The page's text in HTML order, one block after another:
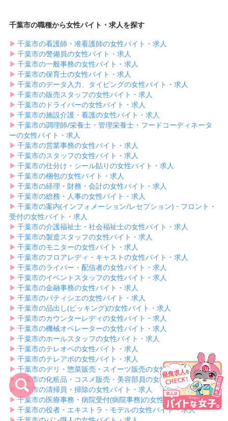
千葉市の職種から女性バイト・求人を探す
▶︎ 千葉市の看護師・准看護師の女性バイト・求人
▶︎ 千葉市の警備員の女性バイト・求人
▶︎ 千葉市の一般事務の女性バイト・求人
▶︎ 千葉市の保育士の女性バイト・求人
▶︎ 千葉市のデータ入力、タイピングの女性バイト・求人
▶︎ 千葉市の販売スタッフの女性バイト・求人
▶︎ 千葉市のドライバーの女性バイト・求人
▶︎ 千葉市の施設介護・看護の女性バイト・求人
▶︎ 千葉市の調理師/栄養士・管理栄養士・フードコーディネータ
ーの女性バイト・求人
▶︎ 千葉市の営業事務の女性バイト・求人
▶︎ 千葉市のスタッフの女性バイト・求人
▶︎ 千葉市の仕分け・シール貼りの女性バイト・求人
▶︎ 千葉市の梱包の女性バイト・求人
▶︎ 千葉市の経理・財務・会計の女性バイト・求人
▶︎ 千葉市の総務・人事の女性バイト・求人
▶︎ 千葉市の案内(インフォメーション/レセプション)・フロント・
受付の女性バイト・求人
▶︎ 千葉市の介護福祉士・社会福祉士の女性バイト・求人
▶︎ 千葉市の製造スタッフの女性バイト・求人
▶︎ 千葉市のモニターの女性バイト・求人
▶︎ 千葉市のフロアレディ・キャストの女性バイト・求人
▶︎ 千葉市のライバー・配信者の女性バイト・求人
▶︎ 千葉市のイベントスタッフの女性バイト・求人
▶︎ 千葉市の金融事務の女性バイト・求人
▶︎ 千葉市のパティシエの女性バイト・求人
▶︎ 千葉市の品出し(ピッキング)の女性バイト・求人
▶︎ 千葉市のカウンターレディの女性バイト・求人
▶︎ 千葉市の機械オペレーターの女性バイト・求人
▶︎ 千葉市のホールスタッフの女性バイト・求人
▶︎ 千葉市のテレオペの女性バイト・求人
▶︎ 千葉市のテレアポの女性バイト・求人
▶︎ 千葉市のデリ・惣菜販売・スイーツ販売の女性バイト・求人
▶︎千葉市の化粧品・コスメ販売・美容部員の女性バイト・求人
▶︎千葉市の清掃員・掃除の女性バイト・求人
▶︎千葉市の医療事務・病院受付(病院事務)の女性バイト・求人
▶︎ 千葉市の役者・エキストラ・モデルの女性バイト・求人